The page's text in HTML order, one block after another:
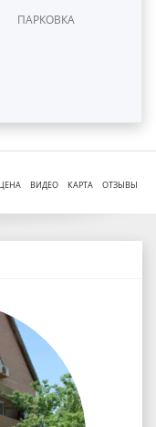
ПАРКОВКА
ОТЗЫВЫ
КАРТА
ВИДЕО